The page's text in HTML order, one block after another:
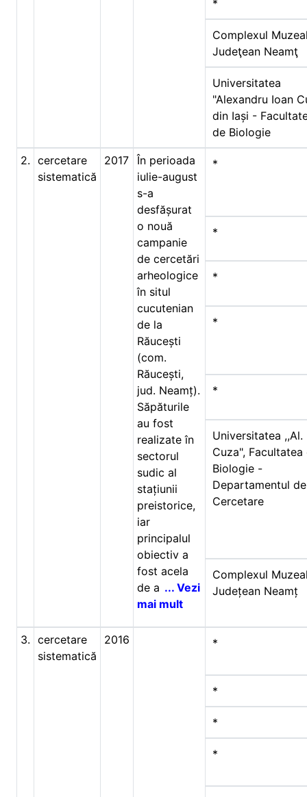
*
Complexul
Judeţean Neamţ
Universitatea
"Alexandru Ioan
din Iași -
de Biologie
2. cercetare
sistematică
2017 În perioada
iulie-august
s-a
desfășurat
o nouă
campanie
de cercetări
arheologice
în situl
cucutenian
de la
Răucești
(com.
Răucești,
jud. Neamț).
Săpăturile
au fost
realizate în
sectorul
sudic al
stațiunii
preistorice,
iar
principalul
obiectiv a
fost acela
de a ... Vezi
mai mult
*
*
*
*
*
Universitatea ,,Al.
Cuza", Facultatea
Biologie -
Departamentul de
Cercetare
Complexul
Județean Neamț
3. cercetare
sistematică
2016 *
*
*
*